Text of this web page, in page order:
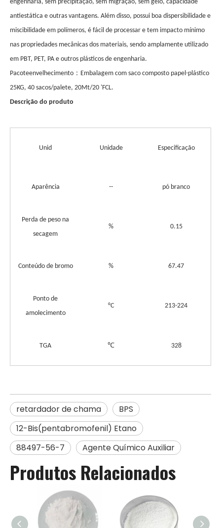
engenharia, sem precipitação, sem migração, sem gelo, capacidade
antiestática e outras vantagens. Além disso, possui boa dispersibilidade e
miscibilidade em polímeros, é fácil de processar e tem impacto mínimo
nas propriedades mecânicas dos materiais, sendo amplamente utilizado
em PBT, PET, PA e outros plásticos de engenharia.
Pacoteenvelhecimento ： Embalagem com saco composto papel-plástico
25KG, 40 sacos/palete, 20Mt/20 'FCL.
Descrição do produto
Unid Unidade Especificação
Aparência -- pó branco
Perda de peso na
secagem
% 0.15
Conteúdo de bromo % 67.47
Ponto de
amolecimento
°C 213-224
TGA ℃ 328
retardador de chama
BPS
12-Bis(pentabromofenil) Etano
88497-56-7
Agente Químico Auxiliar
Produtos Relacionados